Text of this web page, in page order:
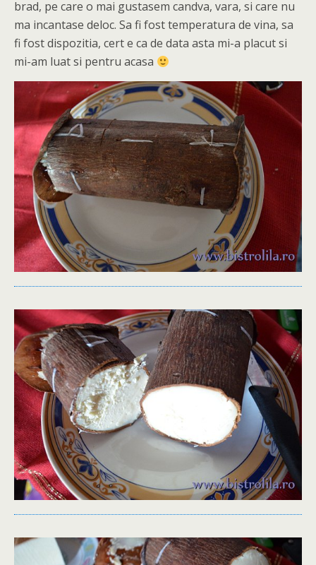
brad, pe care o mai gustasem candva, vara, si care nu
ma incantase deloc. Sa fi fost temperatura de vina, sa
fi fost dispozitia, cert e ca de data asta mi-a placut si
mi-am luat si pentru acasa